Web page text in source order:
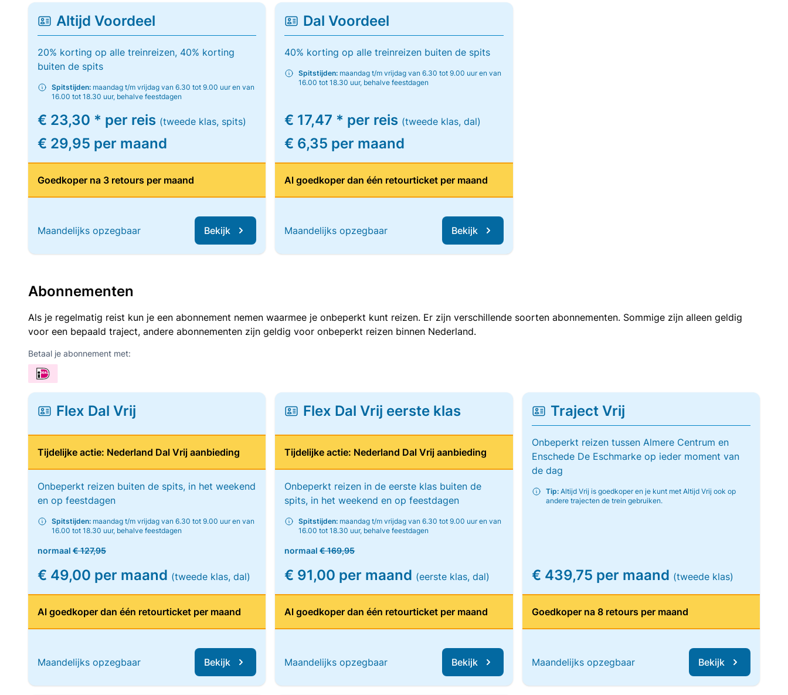
Altijd Voordeel
20% korting op alle treinreizen, 40% korting
buiten de spits
Spitstijden: maandag t/m vrijdag van 6.30 tot 9.00 uur en van
16.00 tot 18.30 uur, behalve feestdagen
€ 23,30 * per reis (tweede klas, spits)
€ 29,95 per maand
Goedkoper na 3 retours per maand
Maandelijks opzegbaar Bekijk
Dal Voordeel
40% korting op alle treinreizen buiten de spits
Spitstijden: maandag t/m vrijdag van 6.30 tot 9.00 uur en van
16.00 tot 18.30 uur, behalve feestdagen
€ 17,47 * per reis (tweede klas, dal)
€ 6,35 per maand
Al goedkoper dan één retourticket per maand
Maandelijks opzegbaar Bekijk
Abonnementen
Als je regelmatig reist kun je een abonnement nemen waarmee je onbeperkt kunt reizen. Er zijn verschillende soorten abonnementen. Sommige zijn alleen geldig
voor een bepaald traject, andere abonnementen zijn geldig voor onbeperkt reizen binnen Nederland.
Betaal je abonnement met:
Flex Dal Vrij
Tijdelijke actie: Nederland Dal Vrij aanbieding
Onbeperkt reizen buiten de spits, in het weekend
en op feestdagen
Spitstijden: maandag t/m vrijdag van 6.30 tot 9.00 uur en van
16.00 tot 18.30 uur, behalve feestdagen
normaal € 127,95
€ 49,00 per maand (tweede klas, dal)
Al goedkoper dan één retourticket per maand
Maandelijks opzegbaar Bekijk
Flex Dal Vrij eerste klas
Tijdelijke actie: Nederland Dal Vrij aanbieding
Onbeperkt reizen in de eerste klas buiten de
spits, in het weekend en op feestdagen
Spitstijden: maandag t/m vrijdag van 6.30 tot 9.00 uur en van
16.00 tot 18.30 uur, behalve feestdagen
normaal€ 169,95
€ 91,00 per maand (eerste klas, dal)
Al goedkoper dan één retourticket per maand
Maandelijks opzegbaar Bekijk
Traject Vrij
Onbeperkt reizen tussen Almere Centrum en
Enschede De Eschmarke op ieder moment van
de dag
Tip:Altijd Vrij is goedkoper en je kunt met Altijd Vrij ook op
andere trajecten de trein gebruiken.
€ 439,75 per maand (tweede klas)
Goedkoper na 8 retours per maand
Maandelijks opzegbaar Bekijk